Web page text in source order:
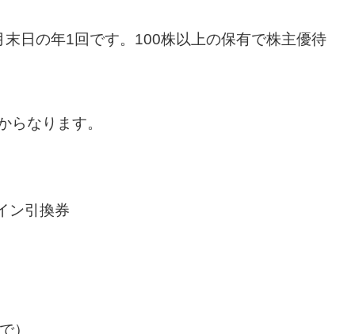
日の年1回です。100株以上の保有で株主優待
らなります。
ン引換券
）